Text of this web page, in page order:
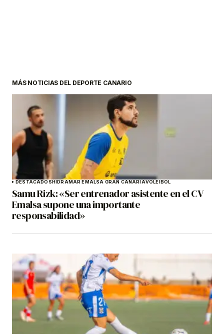
MÁS NOTICIAS DEL DEPORTE CANARIO
DESTACADOSHIDRAMAR EMALSA GRAN CANARIAVOLEIBOL
Samu Rizk: «Ser entrenador asistente en el CV
Emalsa supone una importante
responsabilidad»